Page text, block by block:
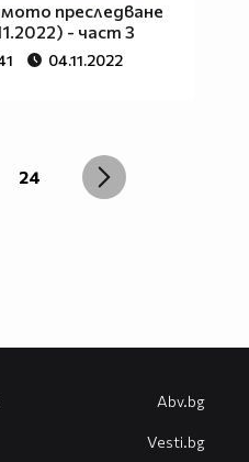
преследване
- част 3
04.11.2022
24
Abv.bg
Vesti.bg